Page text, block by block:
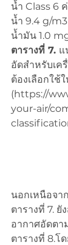
น้ำ Class 6
น้ำ 9.4 g/
น้ำมัน 1.0
ตารางที่ 7. แ
อัดสำหรับเค
ต้องเลือกใช้
(https://
your-air/
นอกเหนือจ
ตารางที่ 7.
อากาศอัดต
ตารางที่ 8.โ